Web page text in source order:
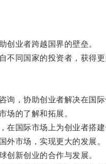
业者跨越国界的壁垒。
同国家的投资者，获得更
，协助创业者解决在国际
的了解和拓展。
国际市场上为创业者搭建
市场，实现更大的发展。
新创业的合作与发展。